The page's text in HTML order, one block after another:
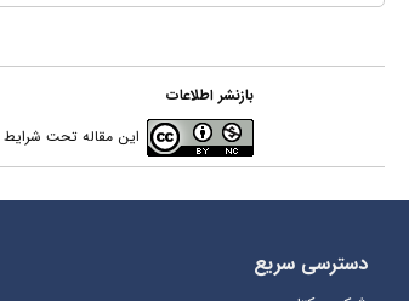
بازنشر اطلاعات
این مقاله تحت شرایط
دسترسی سریع